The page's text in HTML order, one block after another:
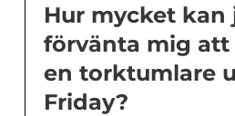
Hur mycket kan
förvänta mig att
en torktumlare
Friday?